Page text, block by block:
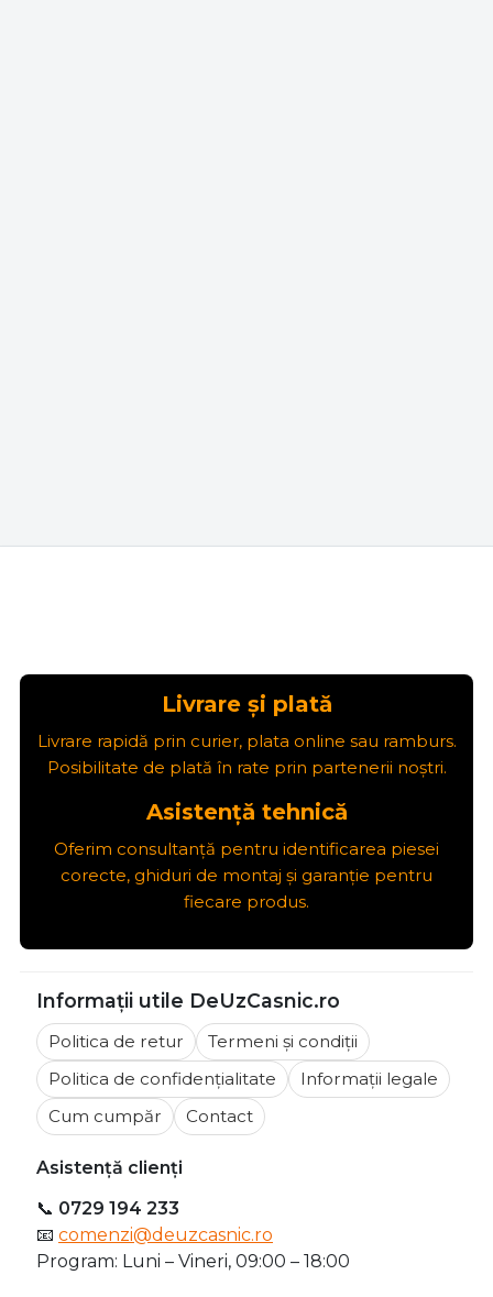
Livrare și plată
Livrare rapidă prin curier, plata online sau ramburs.
Posibilitate de plată în rate prin partenerii noștri.
Asistență tehnică
Oferim consultanță pentru identificarea piesei
corecte, ghiduri de montaj și garanție pentru
fiecare produs.
Informații utile DeUzCasnic.ro
Politica de retur
Termeni și condiții
Politica de confidențialitate
Informații legale
Cum cumpăr
Contact
Asistență clienți
📞 0729 194 233
📧 comenzi@deuzcasnic.ro
Program: Luni – Vineri, 09:00 – 18:00